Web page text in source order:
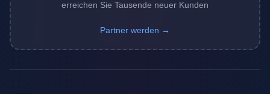
erreichen Sie Tausende neuer Kunden
Partner werden →